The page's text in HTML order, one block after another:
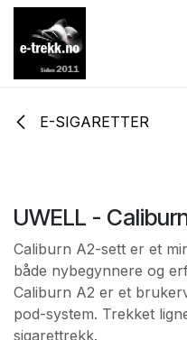
Skip to Content
E-SIGARETTER
UWELL -
Caliburn A2-sett er et
både nybegynnere og
Caliburn A2 er et
pod-system. Trekket
sigarettrekk.